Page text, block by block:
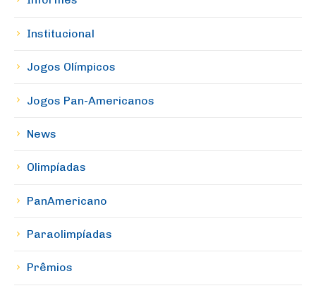
Institucional
Jogos Olímpicos
Jogos Pan-Americanos
News
Olimpíadas
PanAmericano
Paraolimpíadas
Prêmios